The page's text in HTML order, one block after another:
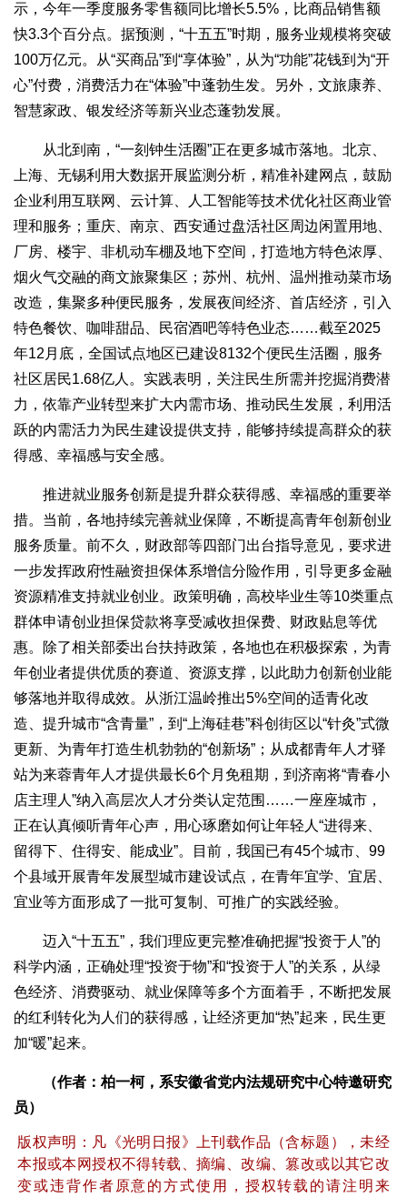
示，今年一季度服务零售额同比增长5.5%，比商品销售额
快3.3个百分点。据预测，“十五五”时期，服务业规模将突破
100万亿元。从“买商品”到“享体验”，从为“功能”花钱到为“开
心”付费，消费活力在“体验”中蓬勃生发。另外，文旅康养、
智慧家政、银发经济等新兴业态蓬勃发展。
从北到南，“一刻钟生活圈”正在更多城市落地。北京、
上海、无锡利用大数据开展监测分析，精准补建网点，鼓励
企业利用互联网、云计算、人工智能等技术优化社区商业管
理和服务；重庆、南京、西安通过盘活社区周边闲置用地、
厂房、楼宇、非机动车棚及地下空间，打造地方特色浓厚、
烟火气交融的商文旅聚集区；苏州、杭州、温州推动菜市场
改造，集聚多种便民服务，发展夜间经济、首店经济，引入
特色餐饮、咖啡甜品、民宿酒吧等特色业态……截至2025
年12月底，全国试点地区已建设8132个便民生活圈，服务
社区居民1.68亿人。实践表明，关注民生所需并挖掘消费潜
力，依靠产业转型来扩大内需市场、推动民生发展，利用活
跃的内需活力为民生建设提供支持，能够持续提高群众的获
得感、幸福感与安全感。
推进就业服务创新是提升群众获得感、幸福感的重要举
措。当前，各地持续完善就业保障，不断提高青年创新创业
服务质量。前不久，财政部等四部门出台指导意见，要求进
一步发挥政府性融资担保体系增信分险作用，引导更多金融
资源精准支持就业创业。政策明确，高校毕业生等10类重点
群体申请创业担保贷款将享受减收担保费、财政贴息等优
惠。除了相关部委出台扶持政策，各地也在积极探索，为青
年创业者提供优质的赛道、资源支撑，以此助力创新创业能
够落地并取得成效。从浙江温岭推出5%空间的适青化改
造、提升城市“含青量”，到“上海硅巷”科创街区以“针灸”式微
更新、为青年打造生机勃勃的“创新场”；从成都青年人才驿
站为来蓉青年人才提供最长6个月免租期，到济南将“青春小
店主理人”纳入高层次人才分类认定范围……一座座城市，
正在认真倾听青年心声，用心琢磨如何让年轻人“进得来、
留得下、住得安、能成业”。目前，我国已有45个城市、99
个县域开展青年发展型城市建设试点，在青年宜学、宜居、
宜业等方面形成了一批可复制、可推广的实践经验。
迈入“十五五”，我们理应更完整准确把握“投资于人”的
科学内涵，正确处理“投资于物”和“投资于人”的关系，从绿
色经济、消费驱动、就业保障等多个方面着手，不断把发展
的红利转化为人们的获得感，让经济更加“热”起来，民生更
加“暖”起来。
（作者：柏一柯，系安徽省党内法规研究中心特邀研究
员）
版权声明：凡《光明日报》上刊载作品（含标题），未经
本报或本网授权不得转载、摘编、改编、篡改或以其它改
变或违背作者原意的方式使用，授权转载的请注明来